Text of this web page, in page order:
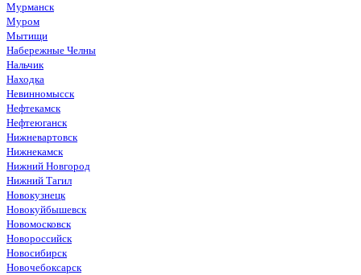
Мурманск
Муром
Мытищи
Набережные Челны
Нальчик
Находка
Невинномысск
Нефтекамск
Нефтеюганск
Нижневартовск
Нижнекамск
Нижний Новгород
Нижний Тагил
Новокузнецк
Новокуйбышевск
Новомосковск
Новороссийск
Новосибирск
Новочебоксарск